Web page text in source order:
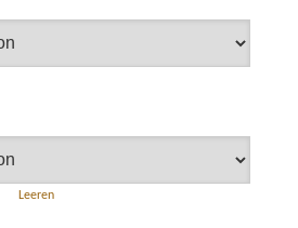
Leeren